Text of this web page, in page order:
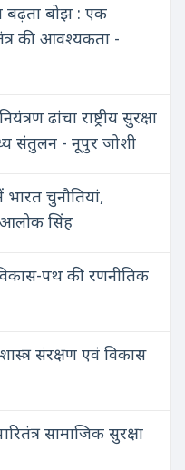
बढ़ता बोझ : एक
की आवश्यकता -
ढांचा राष्ट्रीय सुरक्षा
संतुलन - नूपुर जोशी
चुनौतियां,
- आलोक सिंह
पथ की रणनीतिक
संरक्षण एवं विकास
सामाजिक सुरक्षा